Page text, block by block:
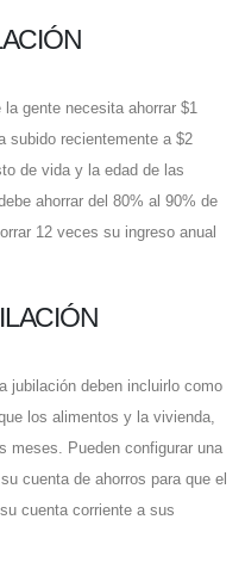
gente necesita ahorrar $1
subido recientemente a $2
de vida y la edad de las
ahorrar del 80% al 90% de
12 veces su ingreso anual
jubilación deben incluirlo como
los alimentos y la vivienda,
meses. Pueden configurar una
cuenta de ahorros para que el
cuenta corriente a sus